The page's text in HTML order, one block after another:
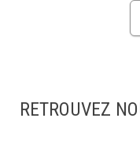
RETROUVEZ